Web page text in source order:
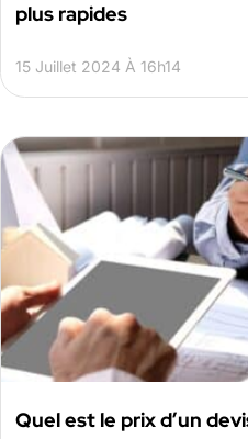
plus rapides
15 Juillet 2024 À 16h14
Quel est le prix d’un